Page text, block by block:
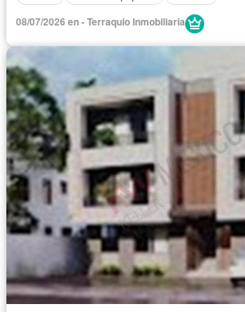
08/07/2026 en - Terraquio Inmobiliaria